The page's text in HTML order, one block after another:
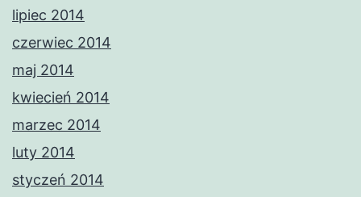
lipiec 2014
czerwiec 2014
maj 2014
kwiecień 2014
marzec 2014
luty 2014
styczeń 2014